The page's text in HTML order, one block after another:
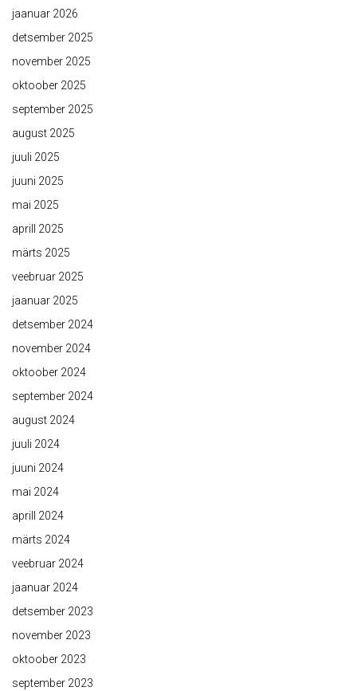
jaanuar 2026
detsember 2025
november 2025
oktoober 2025
september 2025
august 2025
juuli 2025
juuni 2025
mai 2025
aprill 2025
märts 2025
veebruar 2025
jaanuar 2025
detsember 2024
november 2024
oktoober 2024
september 2024
august 2024
juuli 2024
juuni 2024
mai 2024
aprill 2024
märts 2024
veebruar 2024
jaanuar 2024
detsember 2023
november 2023
oktoober 2023
september 2023